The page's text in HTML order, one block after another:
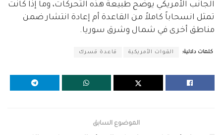
الجانب الأمريكي يوضح طبيعة هذه التحركات، وما إذا كانت
تمثل انسحاباً كاملاً من القاعدة أم إعادة انتشار ضمن
مناطق أخرى في شمال وشرق سوريا.
كلمات دلالية: القوات الأمريكية قاعدة قسرك
الموضوع السابق